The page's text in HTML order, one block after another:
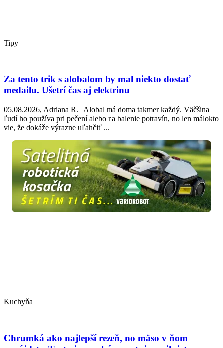
Tipy
Za tento trik s alobalom by mal niekto dostať
medailu. Ušetrí čas aj elektrinu
05.08.2026, Adriana R. | Alobal má doma takmer každý. Väčšina
ľudí ho používa pri pečení alebo na balenie potravín, no len málokto
vie, že dokáže výrazne uľahčiť ...
Kuchyňa
Chrumká ako najlepší rezeň, no mäso v ňom